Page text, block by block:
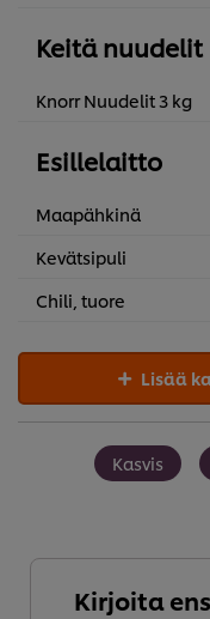
Keitä nuudelit
Knorr Nuudelit 3 kg
Esillelaitto
Maapähkinä
Kevätsipuli
Chili, tuore
Lisää
Kasvis
Kirjoita